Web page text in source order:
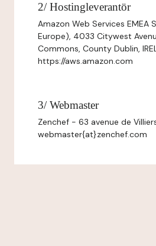
2/ Hostingleverantör
Amazon Web Services EMEA
Europe), 4033 Citywest
Commons, County Dublin,
https://aws.amazon.com
3/ Webmaster
Zenchef - 63 avenue de
webmaster{at}zenchef.com